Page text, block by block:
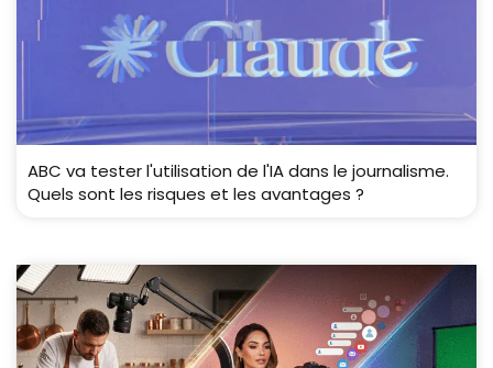
ABC va tester l'utilisation de l'IA dans le journalisme.
Quels sont les risques et les avantages ?